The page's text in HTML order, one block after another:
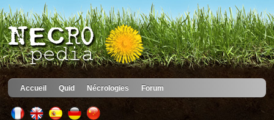
Accueil Quid Nécrologies Forum